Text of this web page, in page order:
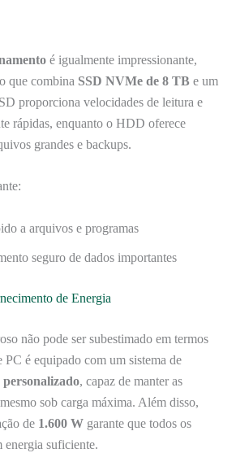
é igualmente impressionante,
que combina SSD NVMe de 8 TB e um
proporciona velocidades de leitura e
rápidas, enquanto o HDD oferece
grandes e backups.
a arquivos e programas
seguro de dados importantes
de Energia
não pode ser subestimado em termos
PC é equipado com um sistema de
, capaz de manter as
sob carga máxima. Além disso,
de 1.600 W garante que todos os
energia suficiente.